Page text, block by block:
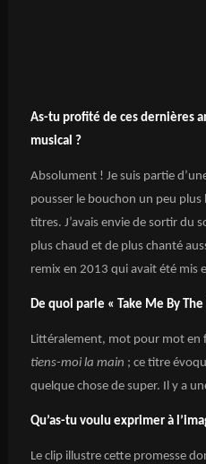
As-tu profité de ces dernières
musical ?
Absolument ! Je suis partie
pousser le bouchon un peu
titres. J’avais envie de sortir du
plus chaud et de plus chanté
remix en 2013 qui avait été mis
De quoi parle « Take Me By
Littéralement, mot pour mot en
tiens-moi la main ; ce titre
quelque chose de super. Il y a
Qu’as-tu voulu exprimer à
Le clip illustre cette promesse